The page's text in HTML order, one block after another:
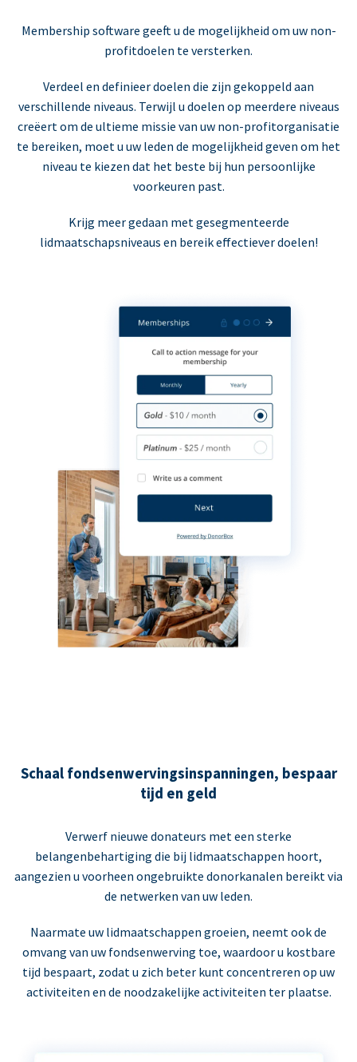
Membership software geeft u de mogelijkheid om uw non-
profitdoelen te versterken.
Verdeel en definieer doelen die zijn gekoppeld aan
verschillende niveaus. Terwijl u doelen op meerdere niveaus
creëert om de ultieme missie van uw non-profitorganisatie
te bereiken, moet u uw leden de mogelijkheid geven om het
niveau te kiezen dat het beste bij hun persoonlijke
voorkeuren past.
Krijg meer gedaan met gesegmenteerde
lidmaatschapsniveaus en bereik effectiever doelen!
Schaal fondsenwervingsinspanningen, bespaar
tijd en geld
Verwerf nieuwe donateurs met een sterke
belangenbehartiging die bij lidmaatschappen hoort,
aangezien u voorheen ongebruikte donorkanalen bereikt via
de netwerken van uw leden.
Naarmate uw lidmaatschappen groeien, neemt ook de
omvang van uw fondsenwerving toe, waardoor u kostbare
tijd bespaart, zodat u zich beter kunt concentreren op uw
activiteiten en de noodzakelijke activiteiten ter plaatse.